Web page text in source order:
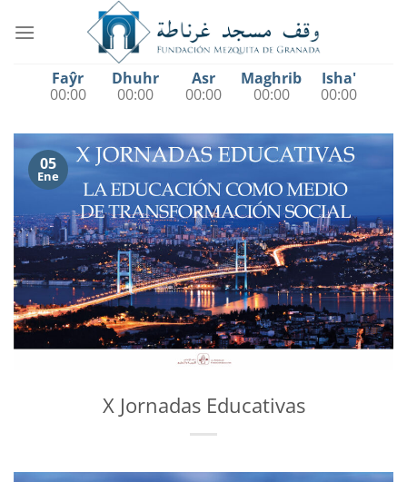
Faŷr
00:00
Dhuhr
00:00
Asr
00:00
Maghrib
00:00
Isha'
00:00
05
Ene
X Jornadas Educativas